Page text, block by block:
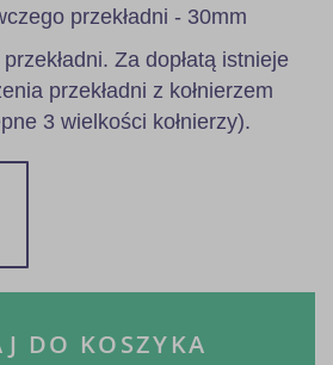
przekładni - 30mm
Za dopłatą istnieje
przekładni z kołnierzem
3 wielkości kołnierzy).
DO KOSZYKA